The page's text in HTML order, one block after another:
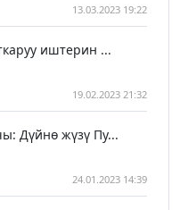
13.03.2023 19:22
иштерин ...
19.02.2023 21:32
Дүйнө жүзү Пу...
24.01.2023 14:39